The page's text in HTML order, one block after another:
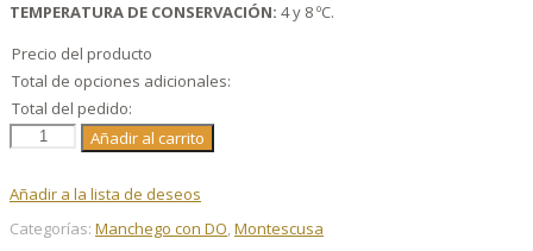
TEMPERATURA DE CONSERVACIÓN: 4 y 8 ºC.
Precio del producto
Total de opciones adicionales:
Total del pedido:
Cuña
Queso
D.O.P.
Montescusa
Añadir al carrito
Añadir a la lista de deseos
Categorías: Manchego con DO,Montescusa